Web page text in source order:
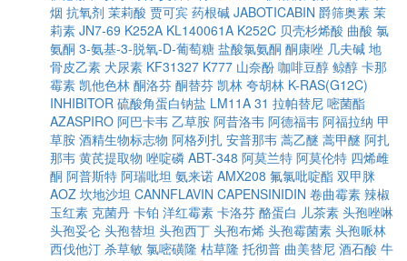
烟 抗氧剂 茉莉酸 贾可宾 药根碱 JABOTICABIN 爵筛奥素 茉
莉素 JN7-69 K252A KL140061A K252C 贝壳杉烯酸 曲酸 氯
氨酮 3-氨基-3-脱氧-D-葡萄糖 盐酸氯氨酮 酮康唑 几夫碱 地
骨皮乙素 犬尿素 KF31327 K777 山奈酚 咖啡豆醇 鲸醇 卡那
霉素 凯他色林 酮洛芬 酮替芬 凯林 夸胡林 K-RAS(G12C)
INHIBITOR 硫酸角蛋白钠盐 LM11A 31 拉帕替尼 嘧菌酯
AZASPIRO 阿巴卡韦 乙草胺 阿昔洛韦 阿德福韦 阿福拉纳 甲
草胺 酒精生物标志物 阿格列扎 安普那韦 蒿乙醚 蒿甲醚 阿扎
那韦 黄芪提取物 唑啶磷 ABT-348 阿莫兰特 阿莫伦特 四烯雌
酮 阿普斯特 阿瑞吡坦 氨来诺 AMX208 氟氯吡啶酯 双甲脒
AOZ 坎地沙坦 CANNFLAVIN CAPENSINIDIN 卷曲霉素 辣椒
玉红素 克菌丹 卡铂 洋红霉素 卡洛芬 酪蛋白 儿茶素 头孢唑啉
头孢妥仑 头孢替坦 头孢西丁 头孢布烯 头孢霉菌素 头孢哌林
西伐他汀 杀草敏 氯嘧磺隆 枯草隆 托彻普 曲美替尼 酒石酸 牛